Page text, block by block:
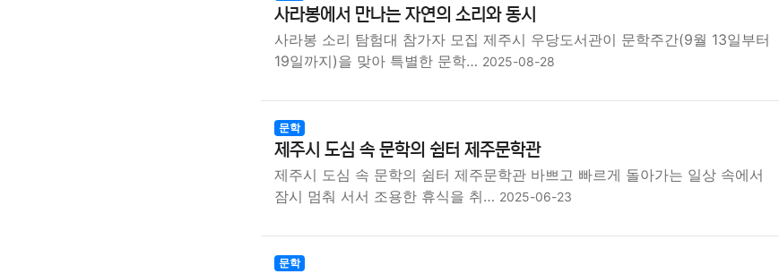
사라봉에서 만나는 자연의 소리와 동시
사라봉 소리 탐험대 참가자 모집 제주시 우당도서관이 문학주간(9월 13일부터
19일까지)을 맞아 특별한 문학… 2025-08-28
문학
제주시 도심 속 문학의 쉼터 제주문학관
제주시 도심 속 문학의 쉼터 제주문학관 바쁘고 빠르게 돌아가는 일상 속에서
잠시 멈춰 서서 조용한 휴식을 취… 2025-06-23
문학